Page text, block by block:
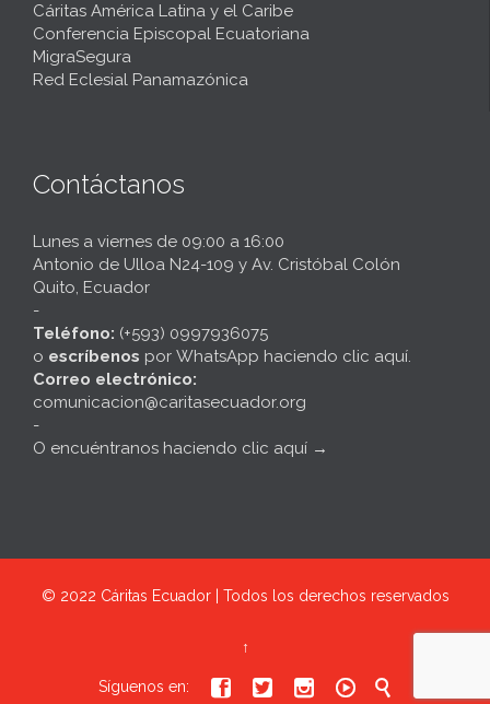
Cáritas América Latina y el Caribe
Conferencia Episcopal Ecuatoriana
MigraSegura
Red Eclesial Panamazónica
Contáctanos
Lunes a viernes de 09:00 a 16:00
Antonio de Ulloa N24-109 y Av. Cristóbal Colón
Quito, Ecuador
-
Teléfono: (+593) 0997936075
o escríbenos por WhatsApp haciendo clic aquí.
Correo electrónico:
comunicacion@caritasecuador.org
-
O encuéntranos haciendo clic aquí →
© 2022 Cáritas Ecuador | Todos los derechos reservados
↑
Síguenos en:     